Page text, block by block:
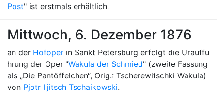
Post" ist erstmals erhältlich.
Mittwoch, 6. Dezember 1876
an der Hofoper in Sankt Petersburg erfolgt die Urauffü
hrung der Oper "Wakula der Schmied" (zweite Fassung
als „Die Pantöffelchen“, Orig.: Tscherewitschki Wakula)
von Pjotr Iljitsch Tschaikowski.